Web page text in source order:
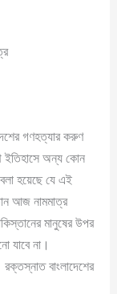
গণহত্যার করুণ
ইতিহাসে অন্য কোন
হয়েছে যে এই
আজ নামমাত্র
মানুষের উপর
যাবে না।
বাংলাদেশের